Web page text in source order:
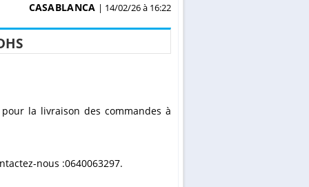
CASABLANCA | 14/02/26 à 16:22
la livraison des commandes à
nous :0640063297.